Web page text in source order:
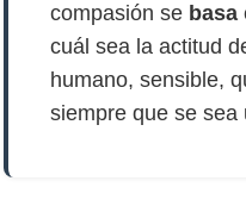
compasión se basa
cuál sea la actitud
humano, sensible,
siempre que se sea